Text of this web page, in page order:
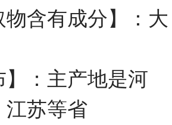
物含有成分】：大
】：主产地是河
江苏等省